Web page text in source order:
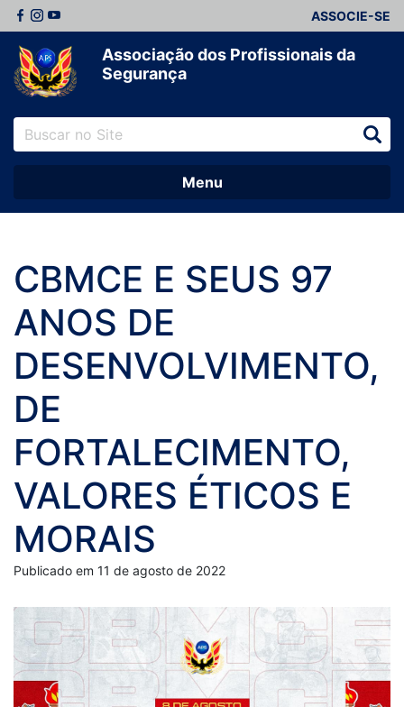
ASSOCIE-SE
Associação dos Profissionais da
Segurança
Menu
CBMCE E SEUS 97
ANOS DE
DESENVOLVIMENTO,
DE
FORTALECIMENTO,
VALORES ÉTICOS E
MORAIS
Publicado em 11 de agosto de 2022